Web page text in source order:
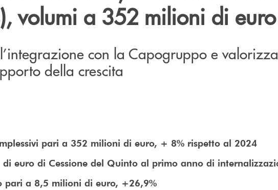
volumi a 352 milioni di euro
con la Capogruppo e
della crescita
pari a 352 milioni di euro, + 8% rispetto al 2024
euro di Cessione del Quinto al primo anno di
pari a 8,5 milioni di euro, +26,9%